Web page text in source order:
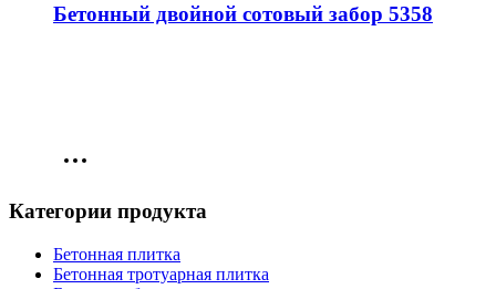
Бетонный двойной сотовый забор 5358
Категории продукта
Бетонная плитка
Бетонная тротуарная плитка